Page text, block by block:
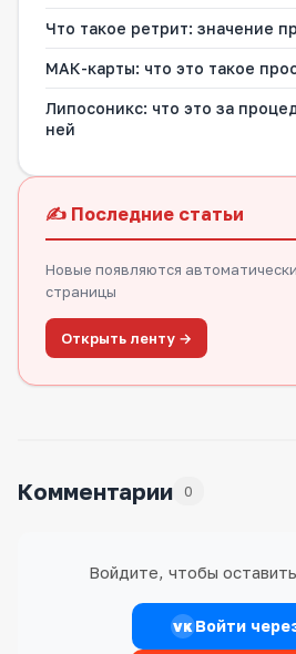
Что такое ретрит: значение
МАК-карты: что это такое
Липосоникс: что это за
ней
✍️ Последние статьи
Новые появляются
страницы
Открыть ленту →
Комментарии 0
Войдите, чтобы
VKВойти